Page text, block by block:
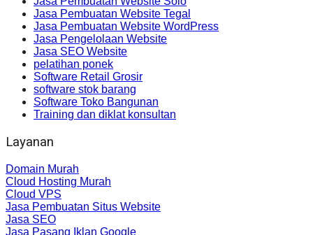
Jasa Pembuatan Website Tegal
Jasa Pembuatan Website WordPress
Jasa Pengelolaan Website
Jasa SEO Website
pelatihan ponek
Software Retail Grosir
software stok barang
Software Toko Bangunan
Training dan diklat konsultan
Layanan
Domain Murah
Cloud Hosting Murah
Cloud VPS
Jasa Pembuatan Situs Website
Jasa SEO
Jasa Pasang Iklan Google